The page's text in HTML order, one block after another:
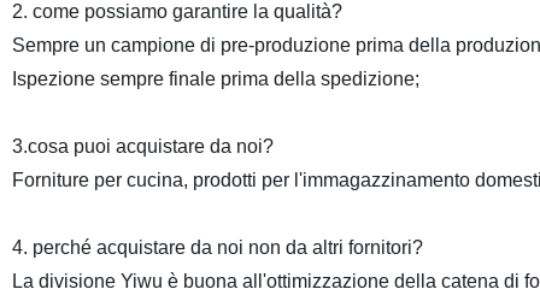
2. come possiamo garantire la qualità?
Sempre un campione di pre-produzione prima della
Ispezione sempre finale prima della spedizione;
3.cosa puoi acquistare da noi?
Forniture per cucina, prodotti per l'immagazzinamento
4. perché acquistare da noi non da altri fornitori?
La divisione Yiwu è buona all'ottimizzazione della catena di